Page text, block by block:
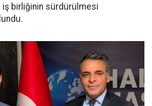
iş birliğinin sürdürülmesi